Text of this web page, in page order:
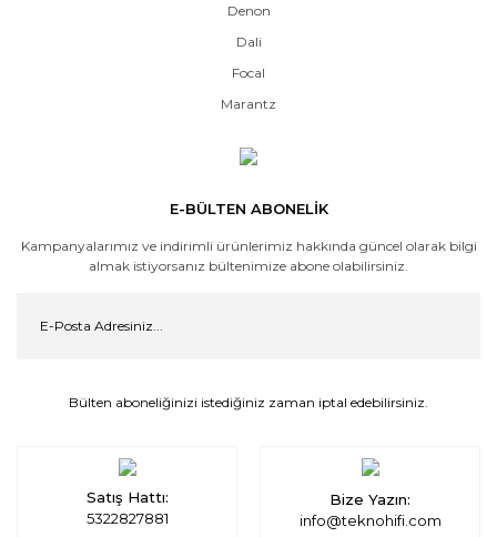
Denon
Dali
Focal
Marantz
E-BÜLTEN ABONELİK
Kampanyalarımız ve indirimli ürünlerimiz hakkında güncel olarak bilgi
almak istiyorsanız bültenimize abone olabilirsiniz.
Bülten aboneliğinizi istediğiniz zaman iptal edebilirsiniz.
Satış Hattı:
5322827881
Bize Yazın:
info@teknohifi.com